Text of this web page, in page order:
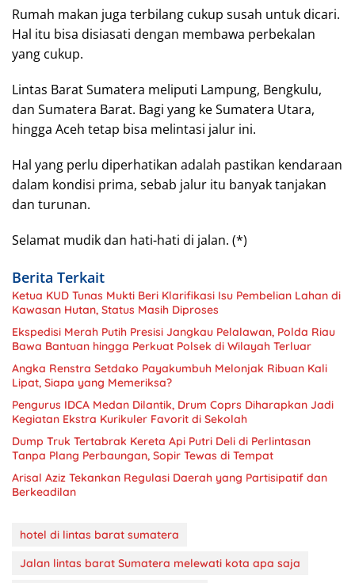
Rumah makan juga terbilang cukup susah untuk dicari.
Hal itu bisa disiasati dengan membawa perbekalan
yang cukup.
Lintas Barat Sumatera meliputi Lampung, Bengkulu,
dan Sumatera Barat. Bagi yang ke Sumatera Utara,
hingga Aceh tetap bisa melintasi jalur ini.
Hal yang perlu diperhatikan adalah pastikan kendaraan
dalam kondisi prima, sebab jalur itu banyak tanjakan
dan turunan.
Selamat mudik dan hati-hati di jalan. (*)
Berita Terkait
Ketua KUD Tunas Mukti Beri Klarifikasi Isu Pembelian Lahan di
Kawasan Hutan, Status Masih Diproses
Ekspedisi Merah Putih Presisi Jangkau Pelalawan, Polda Riau
Bawa Bantuan hingga Perkuat Polsek di Wilayah Terluar
Angka Renstra Setdako Payakumbuh Melonjak Ribuan Kali
Lipat, Siapa yang Memeriksa?
Pengurus IDCA Medan Dilantik, Drum Coprs Diharapkan Jadi
Kegiatan Ekstra Kurikuler Favorit di Sekolah
Dump Truk Tertabrak Kereta Api Putri Deli di Perlintasan
Tanpa Plang Perbaungan, Sopir Tewas di Tempat
Arisal Aziz Tekankan Regulasi Daerah yang Partisipatif dan
Berkeadilan
hotel di lintas barat sumatera
Jalan lintas barat Sumatera melewati kota apa saja